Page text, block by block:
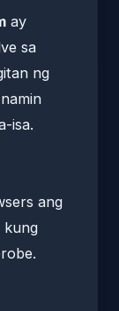
ay
sa
ng
isa.
ang
kung